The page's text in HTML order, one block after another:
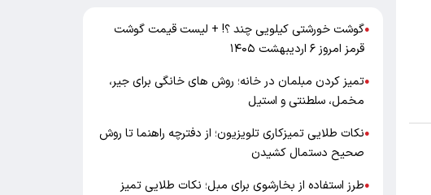
●گوشت خورشتی کیلویی چند ؟! + لیست قیمت گوشت
قرمز امروز ۶ اردیبهشت ۱۴۰۵
●تمیز کردن مبلمان در خانه؛ روش های خانگی برای جیر،
مخمل، سلطنتی و استیل
●نکات طلایی تمیزکاری تلویزیون؛ از دفترچه راهنما تا روش
صحیح دستمال کشیدن
●طرز استفاده از بخارشوی برای مبل؛ نکات طلایی تمیز